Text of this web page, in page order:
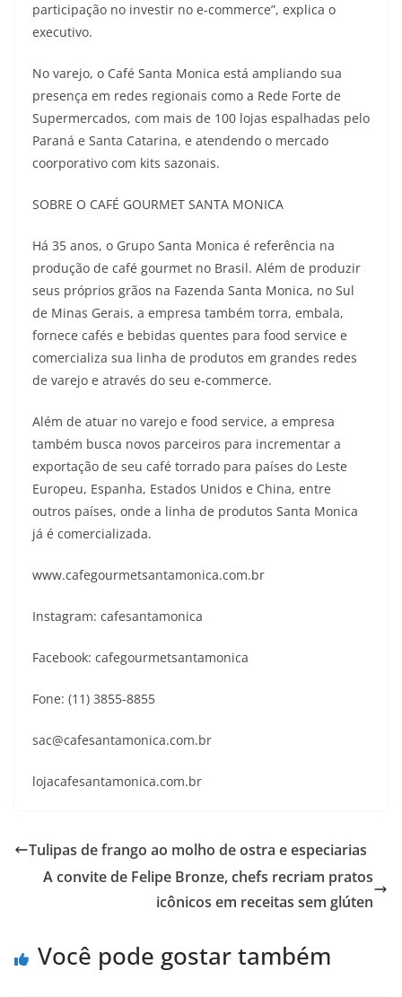
participação no investir no e-commerce”, explica o
executivo.
No varejo, o Café Santa Monica está ampliando sua
presença em redes regionais como a Rede Forte de
Supermercados, com mais de 100 lojas espalhadas pelo
Paraná e Santa Catarina, e atendendo o mercado
coorporativo com kits sazonais.
SOBRE O CAFÉ GOURMET SANTA MONICA
Há 35 anos, o Grupo Santa Monica é referência na
produção de café gourmet no Brasil. Além de produzir
seus próprios grãos na Fazenda Santa Monica, no Sul
de Minas Gerais, a empresa também torra, embala,
fornece cafés e bebidas quentes para food service e
comercializa sua linha de produtos em grandes redes
de varejo e através do seu e-commerce.
Além de atuar no varejo e food service, a empresa
também busca novos parceiros para incrementar a
exportação de seu café torrado para países do Leste
Europeu, Espanha, Estados Unidos e China, entre
outros países, onde a linha de produtos Santa Monica
já é comercializada.
www.cafegourmetsantamonica.com.br
Instagram: cafesantamonica
Facebook: cafegourmetsantamonica
Fone: (11) 3855-8855
sac@cafesantamonica.com.br
lojacafesantamonica.com.br
Tulipas de frango ao molho de ostra e especiarias
A convite de Felipe Bronze, chefs recriam pratos
icônicos em receitas sem glúten
Você pode gostar também